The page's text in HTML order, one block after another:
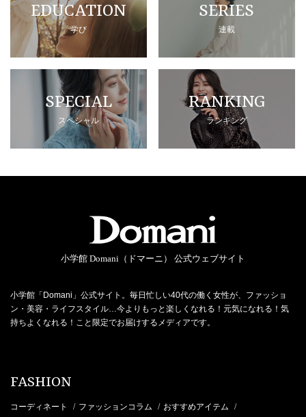
EDUCATION
学び
SERIES
連載
SPECIAL
スペシャル
RANKING
ランキング
小学館 Domani（ドマーニ） 公式ウェブサイト
小学館「Domani」公式サイト。毎日忙しい40代の働く女性が、ファッショ
ン・美容・ライフスタイル…今よりもっと楽しくなれる！元気になれる！気
持ちよくなれる！こと限定でお届けするメディアです。
FASHION
コーディネート / ファッションコラム / おすすめアイテム /